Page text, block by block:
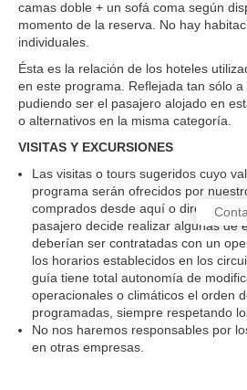
camas doble + un sofá coma según
momento de la reserva. No hay
individuales.
Ésta es la relación de los hoteles
en este programa. Reflejada tan sólo a
pudiendo ser el pasajero alojado en
o alternativos en la misma categoría.
VISITAS Y EXCURSIONES
Las visitas o tours sugeridos cuyo
programa serán ofrecidos por
comprados desde aquí o
pasajero decide realizar algunas de
deberían ser contratadas con un
los horarios establecidos en los
guía tiene total autonomía de
operacionales o climáticos el orden
programadas, siempre respetando
No nos haremos responsables por
en otras empresas.